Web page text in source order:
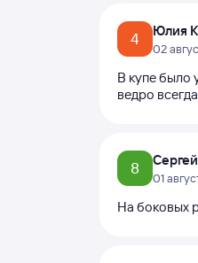
4 Юлия
02
В купе было
ведро
8
01
На боковых